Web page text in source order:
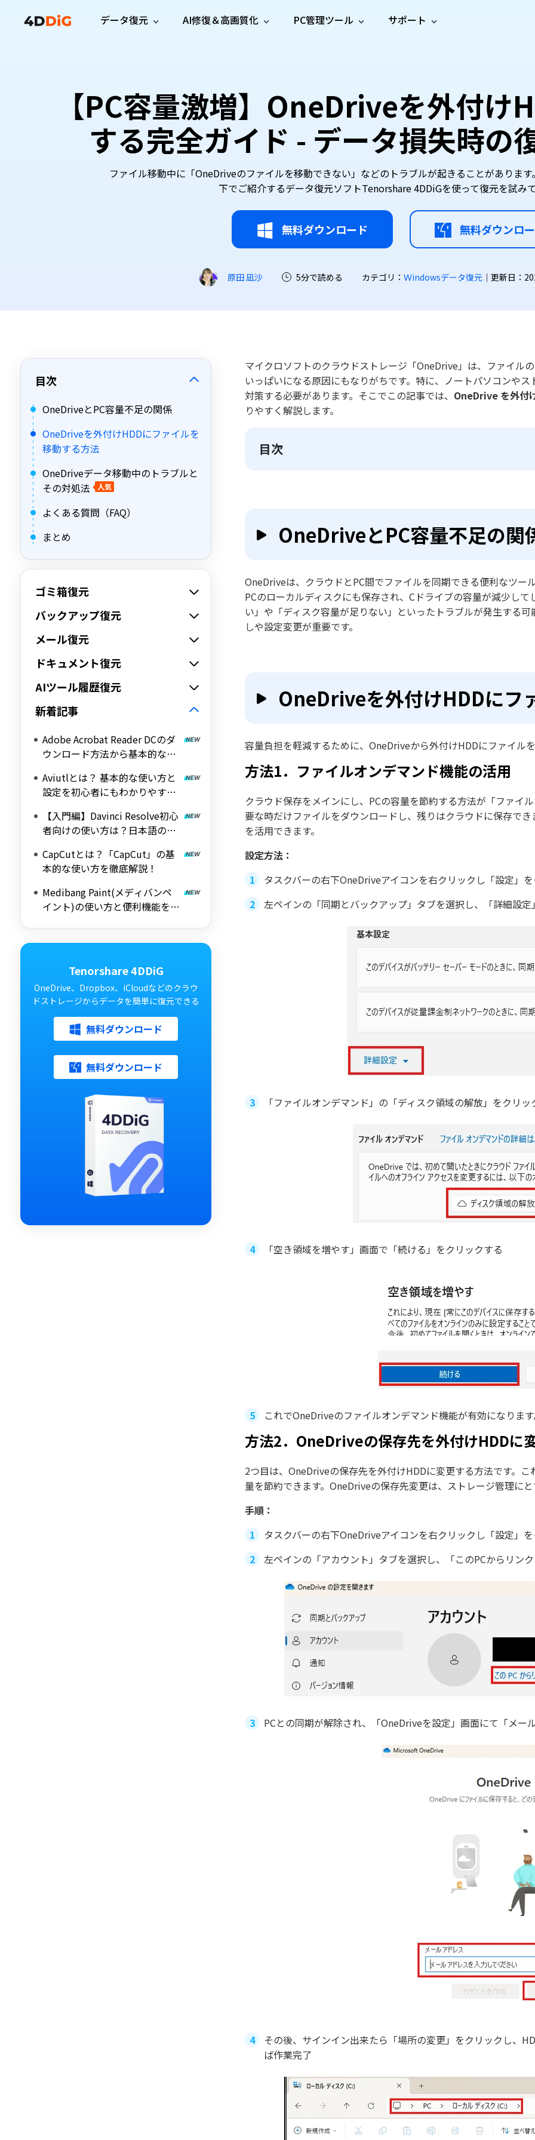
データ復元
プロ版 無料版
Mac データ復元
最新版
macOSで削除したファイルを復元
プロ版 無料版
WhatsApp データ復元
WhatsAppのデータを復元
LINE データ復元
LINEのデータを復元
AI修復＆高画質化
4DDiG File Repair
AIによるファイル修復と高画質化>>
動画修
復
復
メント
修復
音声修
動画高
画質化
AI
写真高
画質化
AI
オンラ
オンラ
オン
PC管理ツール
Windows向けディスク管理ツール
Disk Copy
ディスクをクローン
Windows Backup
新製品
データ保護向けPCバックアップ
重複ファイルを検出・削除
Tenorshare Cleamio
新製
Macを徹底クリーンアップ＆最適化
WindowsのDLLエラーを修復
Email Repair
破損したPST/OSTファイルを修復
サポート
ガイド・お問い合わせ
サブスク更新情報
最新のお知らせ
お問い合わせ
ユーザーガイドセンター
使い方ガイド
ヒントと対処法
【PC容量激増】OneDriveを外付け
する完全ガイド - データ損失時の
ファイル移動中に「OneDriveのファイルを移動できない」などのトラブルが起きることがありま
下でご紹介するデータ復元ソフトTenorshare 4DDiGを使って復元を試み
無料ダウンロード 無料ダウンロ
原田 凪沙 5分で読める カテゴリ： Ｗindowsデータ復元 ｜更新日：
目次
OneDriveとPC容量不足の関係
OneDriveを外付けHDDにファイルを
移動する方法
OneDriveデータ移動中のトラブルと
その対処法
人気
よくある質問（FAQ）
まとめ
ゴミ箱復元
バックアップ復元
メール復元
ドキュメント復元
AIツール履歴復元
新着記事
Adobe Acrobat Reader DCのダ
ウンロード方法から基本的な使
Aviutlとは？ 基本的な使い方と
設定を初心者にもわかりやすく
【入門編】Davinci Resolve初心
者向けの使い方は？日本語の設
CapCutとは？「CapCut」の基
本的な使い方を徹底解説！
Medibang Paint(メディバンペ
イント)の使い方と便利機能を徹
Tenorshare 4DDiG
OneDrive、Dropbox、iCloudなどのクラウ
ドストレージからデータを簡単に復元できる
無料ダウンロード
無料ダウンロード
マイクロソフトのクラウドストレージ「OneDrive」は、ファイル
いっぱいになる原因にもなりがちです。特に、ノートパソコンや
対策する必要があります。そこでこの記事では、 OneDrive を外付
りやすく解説します。
目次
OneDriveとPC容量不足の関
OneDriveは、クラウドとPC間でファイルを同期できる便利なツー
PCのローカルディスクにも保存され、Cドライブの容量が減少し
い」や「ディスク容量が足りない」といったトラブルが発生する
しや設定変更が重要です。
OneDriveを外付けHDDにフ
容量負担を軽減するために、OneDriveから外付けHDDにファイル
方法1．ファイルオンデマンド機能の活用
クラウド保存をメインにし、PCの容量を節約する方法が「ファイ
要な時だけファイルをダウンロードし、残りはクラウドに保存で
を活用できます。
設定方法：
タスクバーの右下OneDriveアイコンを右クリックし「設定」
左ペインの「同期とバックアップ」タブを選択し、「詳細設
「ファイルオンデマンド」の「ディスク領域の解放」をクリッ
「空き領域を増やす」画面で「続ける」をクリックする
これでOneDriveのファイルオンデマンド機能が有効になりま
方法2．OneDriveの保存先を外付けHDDに
2つ目は、OneDriveの保存先を外付けHDDに変更する方法です。
量を節約できます。OneDriveの保存先変更は、ストレージ管理に
手順：
タスクバーの右下OneDriveアイコンを右クリックし「設定」
左ペインの「アカウント」タブを選択し、「このPCからリン
PCとの同期が解除され、「OneDriveを設定」画面にて「メ
その後、サインイン出来たら「場所の変更」をクリックし、
ば作業完了